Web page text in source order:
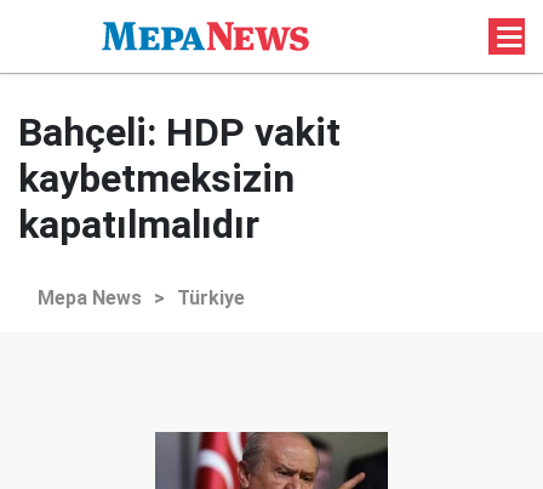
Bahçeli: HDP vakit
kaybetmeksizin
kapatılmalıdır
Mepa News > Türkiye